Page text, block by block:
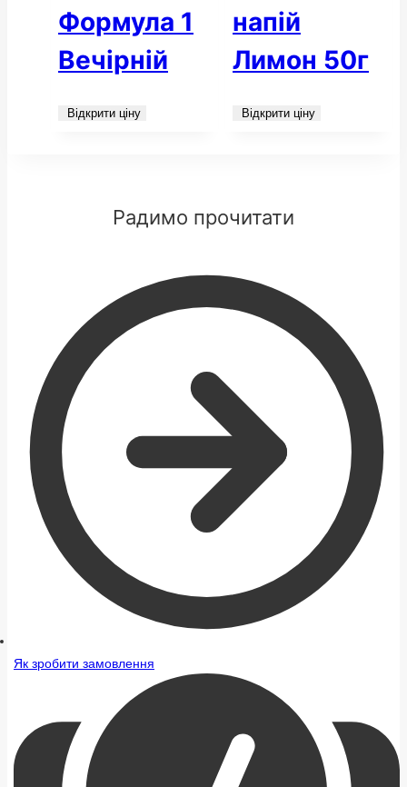
Формула 1
Вечірній
Відкрити ціну
напій
Лимон 50г
Відкрити ціну
Радимо прочитати
Як зробити замовлення